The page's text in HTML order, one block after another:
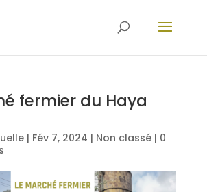
fermier du Haya
| Fév 7, 2024 | Non classé| 0